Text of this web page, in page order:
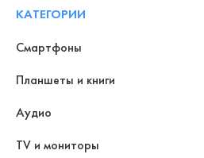
КАТЕГОРИИ
Смартфоны
Планшеты и книги
Аудио
TV и мониторы